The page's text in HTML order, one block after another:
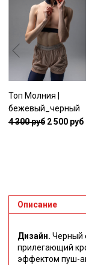
Топ Молния |
бежевый_черный
4 300 руб 2 500 руб
Описание
Дизайн. Черный
прилегающий
эффектом пуш-